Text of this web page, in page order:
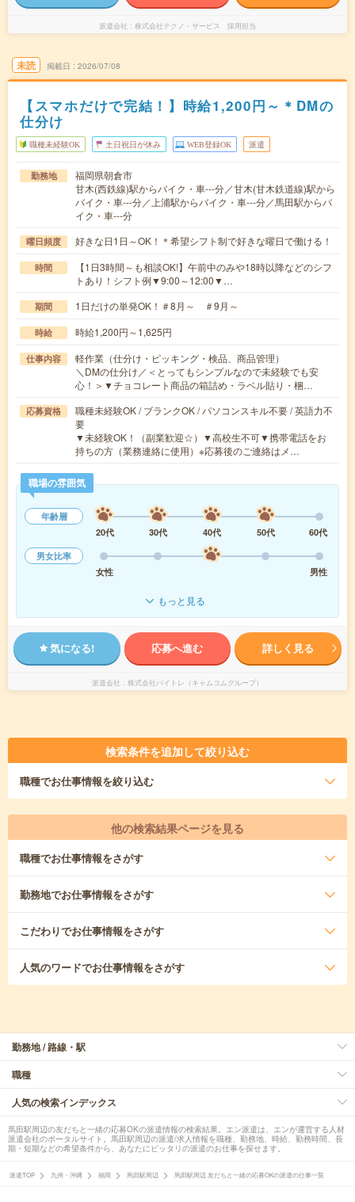
派遣会社 株式会社テクノ・サービス 採用担当
未読 掲載日 2026/07/08
【スマホだけで完結！】時給1,200円～＊DMの
仕分け
職種未経験OK 土日祝日が休み WEB登録OK 派遣
勤務地
福岡県朝倉市
甘木(西鉄線)駅からバイク・車---分／甘木(甘木鉄道線)駅から
バイク・車---分／上浦駅からバイク・車---分／馬田駅からバ
イク・車---分
曜日頻度 好きな日1日～OK！＊希望シフト制で好きな曜日で働ける！
時間
【1日3時間～も相談OK!】午前中のみや18時以降などのシフ
トあり！シフト例▼9:00～12:00▼…
期間 1日だけの単発OK！＃8月～ ＃9月～
時給 時給1,200円～1,625円
仕事内容
軽作業（仕分け・ピッキング・検品、商品管理）
＼DMの仕分け／＜とってもシンプルなので未経験でも安
心！＞▼チョコレート商品の箱詰め・ラベル貼り・梱…
応募資格
職種未経験OK / ブランクOK / パソコンスキル不要 / 英語力不
要
▼未経験OK！（副業歓迎☆）▼高校生不可▼携帯電話をお
持ちの方（業務連絡に使用）※応募後のご連絡はメ…
職場の雰囲気
年齢層
20代
30代 40代 50代
60代
男女比率
女性
男性
もっと見る
気になる! 応募へ進む 詳しく見る
派遣会社 株式会社バイトレ（キャムコムグループ）
検索条件を追加して絞り込む
職種でお仕事情報を絞り込む
他の検索結果ページを見る
職種でお仕事情報をさがす
勤務地でお仕事情報をさがす
こだわりでお仕事情報をさがす
人気のワードでお仕事情報をさがす
勤務地 / 路線・駅
職種
人気の検索インデックス
馬田駅周辺の友だちと一緒の応募OKの派遣情報の検索結果。エン派遣は、エンが運営する人材
派遣会社のポータルサイト。馬田駅周辺の派遣/求人情報を職種、勤務地、時給、勤務時間、長
期・短期などの希望条件から、あなたにピッタリの派遣のお仕事を探せます。
派遣TOP 九州・沖縄 福岡 馬田駅周辺 馬田駅周辺 友だちと一緒の応募OKの派遣の仕事一覧